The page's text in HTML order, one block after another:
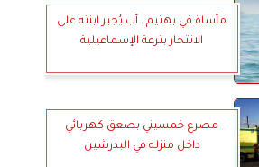
مأساة في بهتيم.. أب يُجبر ابنته على
الانتحار بترعة الإسماعيلية
مصرع خمسيني بصعق كهربائي
داخل منزله في البدرشين